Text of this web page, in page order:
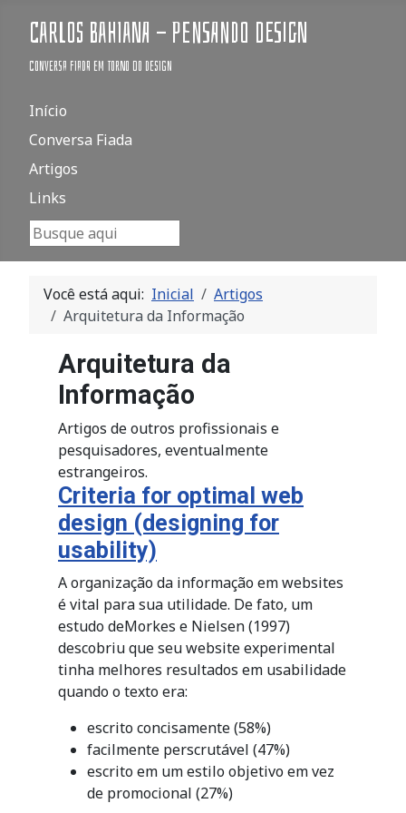
Carlos Bahiana - Pensando Design
Conversa fiada em torno do design
Início
Conversa Fiada
Artigos
Links
Pesquisar...
Você está aqui: Inicial
Artigos
Arquitetura da Informação
Arquitetura da
Informação
Artigos de outros profissionais e
pesquisadores, eventualmente
estrangeiros.
Criteria for optimal web
design (designing for
usability)
A organização da informação em websites
é vital para sua utilidade. De fato, um
estudo deMorkes e Nielsen (1997)
descobriu que seu website experimental
tinha melhores resultados em usabilidade
quando o texto era:
escrito concisamente (58%)
facilmente perscrutável (47%)
escrito em um estilo objetivo em vez
de promocional (27%)